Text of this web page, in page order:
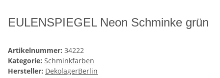
EULENSPIEGEL Neon Schminke grün
Artikelnummer: 34222
Kategorie: Schminkfarben
Hersteller: DekolagerBerlin